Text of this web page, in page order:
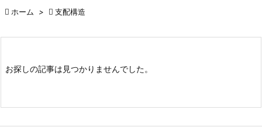
 ホーム >  支配構造
お探しの記事は見つかりませんでした。